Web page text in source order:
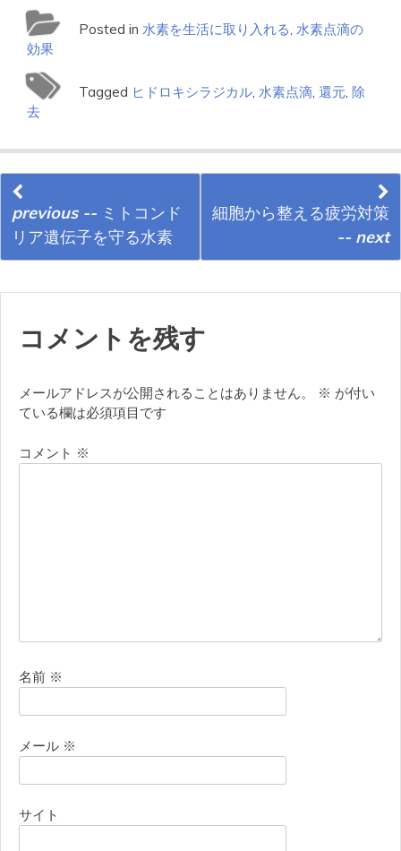
Posted in 水素を生活に取り入れる 水素点滴の
効果
Tagged ヒドロキシラジカル 水素点滴 還元 除
去
Continue
Reading
previous -- ミトコンド
リア遺伝子を守る水素
細胞から整える疲労対策
-- next
コメントを残す
メールアドレスが公開されることはありません。 ※ が付い
ている欄は必須項目です
コメント ※
名前 ※
メール ※
サイト